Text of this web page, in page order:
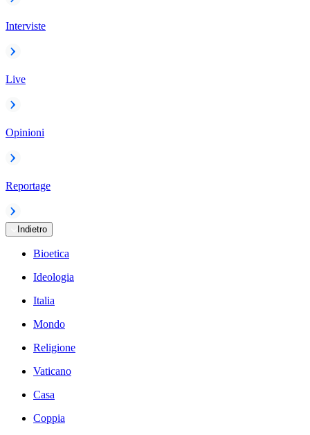
Interviste
Live
Opinioni
Reportage
Indietro
Bioetica
Ideologia
Italia
Mondo
Religione
Vaticano
Casa
Coppia